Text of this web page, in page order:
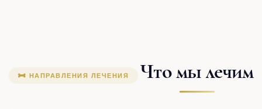
НАПРАВЛЕНИЯ ЛЕЧЕНИЯ Что мы лечим